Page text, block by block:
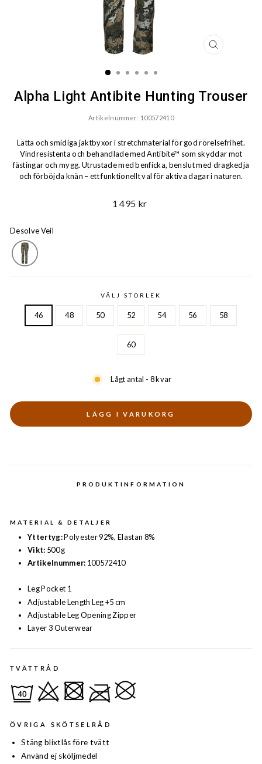
STÄNG
Alpha Light Antibite Hunting Trouser
Artikelnummer: 100572410
Lätta och smidiga jaktbyxor i stretchmaterial för god rörelsefrihet.
Vindresistenta och behandlade med Antibite™ som skyddar mot
fästingar och mygg. Utrustade med benficka, benslut med dragkedja
och förböjda knän – ett funktionellt val för aktiva dagar i naturen.
Ord.
1 495 kr
Desolve Veil
VÄLJ STORLEK
46 48 50 52 54 56 58
60
Lågt antal - 8 kvar
LÄGG I VARUKORG
PRODUKTINFORMATION
MATERIAL & DETALJER
Yttertyg:Polyester 92%, Elastan 8%
Vikt: 500 g
Artikelnummer: 100572410
Leg Pocket 1
Adjustable Length Leg +5 cm
Adjustable Leg Opening Zipper
Layer 3 Outerwear
TVÄTTRÅD
ÖVRIGA SKÖTSELRÅD
Stäng blixtlås före tvätt
Använd ej sköljmedel